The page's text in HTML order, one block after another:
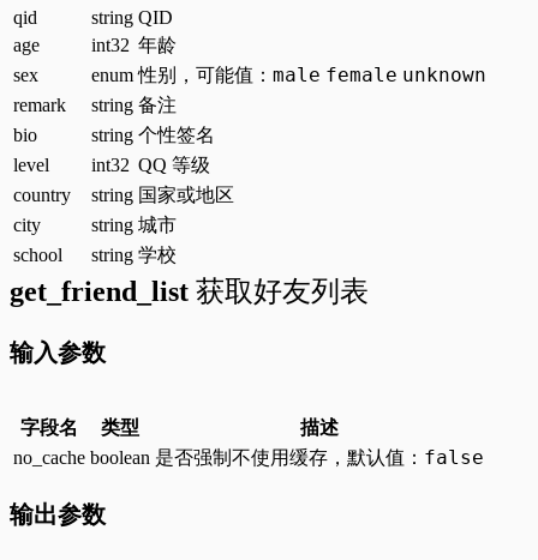
qid
string QID
age
int32 年龄
sex
enum 性别，可能值： male female unknown
remark string 备注
bio
string 个性签名
level
int32 QQ 等级
country
string 国家或地区
city
string 城市
school
string 学校
get_friend_list 获取好友列表
输入参数
字段名 类型
描述
no_cache boolean 是否强制不使用缓存，默认值： false
输出参数